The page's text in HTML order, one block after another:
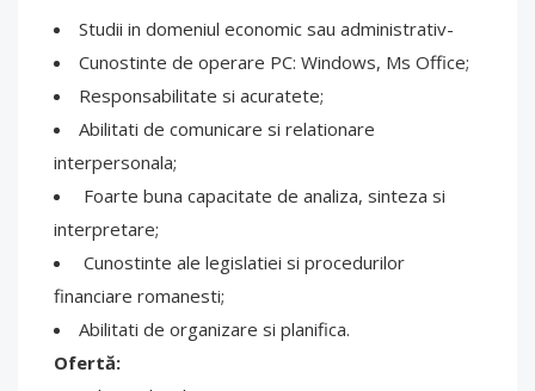
Studii in domeniul economic sau administrativ-
Cunostinte de operare PC: Windows, Ms Office;
Responsabilitate si acuratete;
Abilitati de comunicare si relationare
interpersonala;
Foarte buna capacitate de analiza, sinteza si
interpretare;
Cunostinte ale legislatiei si procedurilor
financiare romanesti;
Abilitati de organizare si planifica.
Ofertă: